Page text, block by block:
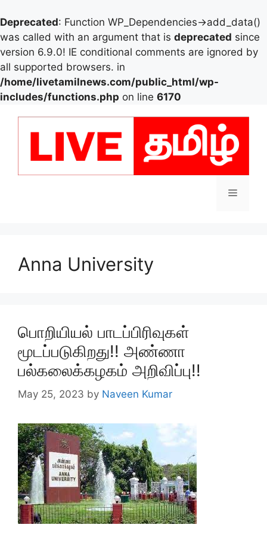
Deprecated: Function WP_Dependencies->add_data()
was called with an argument that is deprecated since
version 6.9.0! IE conditional comments are ignored by
all supported browsers. in
/home/livetamilnews.com/public_html/wp-
includes/functions.php on line 6170
Menu
Anna University
பொறியியல் பாடப்பிரிவுகள்
மூடப்படுகிறது!! அண்ணா
பல்கலைக்கழகம் அறிவிப்பு!!
May 25, 2023 by Naveen Kumar